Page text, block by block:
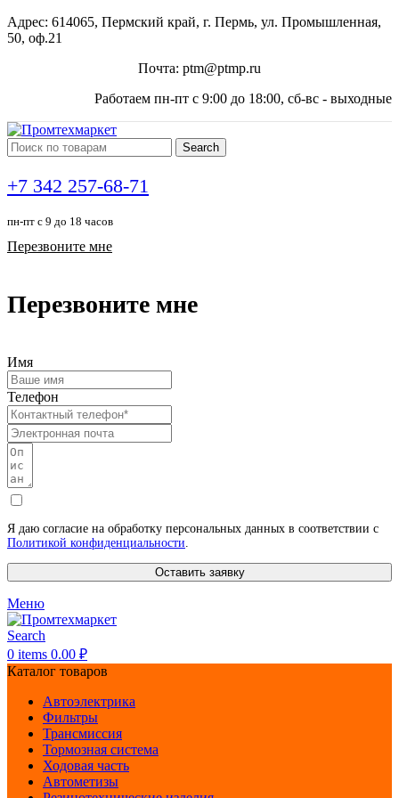
Адрес: 614065, Пермский край, г. Пермь, ул. Промышленная,
50, оф.21
Почта: ptm@ptmp.ru
Работаем пн-пт с 9:00 до 18:00, сб-вс - выходные
Search
+7 342 257-68-71
пн-пт с 9 до 18 часов
Перезвоните мне
Перезвоните мне
Имя
Телефон
Я даю согласие на обработку персональных данных в соответствии с
Политикой конфиденциальности.
Оставить заявку
Меню
Search
0 items 0.00 ₽
Каталог товаров
Автоэлектрика
Фильтры
Трансмиссия
Тормозная система
Ходовая часть
Автометизы